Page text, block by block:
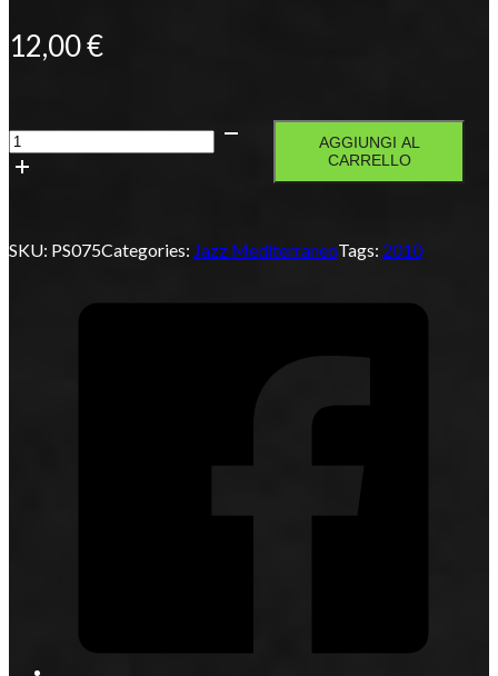
12,00€
Vitologic
quantità
AGGIUNGI AL
CARRELLO
SKU: PS075Categories: Jazz MediterraneoTags: 2010